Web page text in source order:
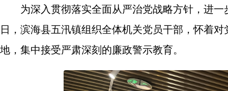
为深入贯彻落实全面从严治党战略方针，进
日，滨海县五汛镇组织全体机关党员干部，怀着
地，集中接受严肃深刻的廉政警示教育。